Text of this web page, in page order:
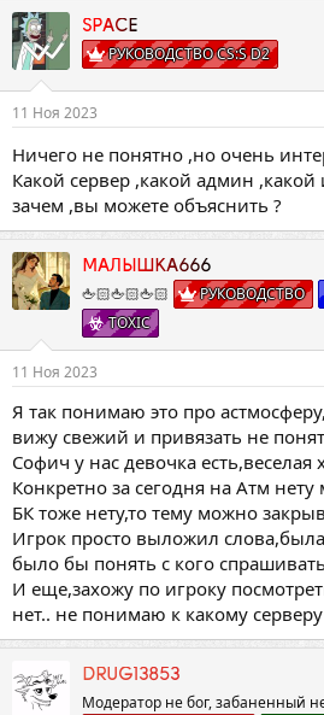
SPACE
РУКОВОДСТВО CS:S D2
11 Ноя 2023
Ничего не понятно ,но очень
Какой сервер ,какой админ ,какой
зачем ,вы можете объяснить ?
МАЛЫШКА666
🖕🏻🖕🏻🖕🏻 РУКОВОДСТВО
TOXIC
11 Ноя 2023
Я так понимаю это про
вижу свежий и привязать не
Софич у нас девочка есть,веселая
Конкретно за сегодня на Атм
БК тоже нету,то тему можно
Игрок просто выложил
было бы понять с кого спрашивать
И еще,захожу по игроку
нет.. не понимаю к какому
DRUG13853
Модератор не бог, забаненный